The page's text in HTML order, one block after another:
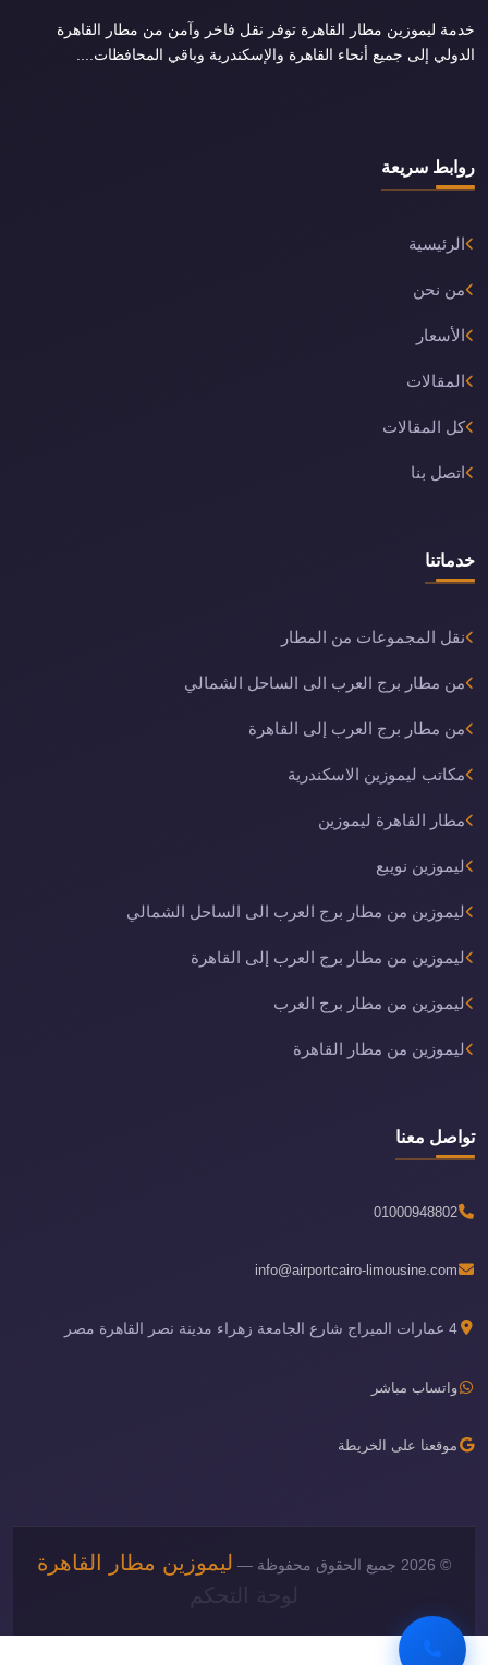
خدمة ليموزين مطار القاهرة توفر نقل فاخر وآمن من مطار القاهرة
الدولي إلى جميع أنحاء القاهرة والإسكندرية وباقي المحافظات....
روابط سريعة
الرئيسية
من نحن
الأسعار
المقالات
كل المقالات
اتصل بنا
خدماتنا
نقل المجموعات من المطار
من مطار برج العرب الى الساحل الشمالي
من مطار برج العرب إلى القاهرة
مكاتب ليموزين الاسكندرية
مطار القاهرة ليموزين
ليموزين نويبع
ليموزين من مطار برج العرب الى الساحل الشمالي
ليموزين من مطار برج العرب إلى القاهرة
ليموزين من مطار برج العرب
ليموزين من مطار القاهرة
تواصل معنا
01000948802
info@airportcairo-limousine.com
4 عمارات الميراج شارع الجامعة زهراء مدينة نصر القاهرة مصر
واتساب مباشر
موقعنا على الخريطة
© 2026 جميع الحقوق محفوظة —
ليموزين مطار القاهرة